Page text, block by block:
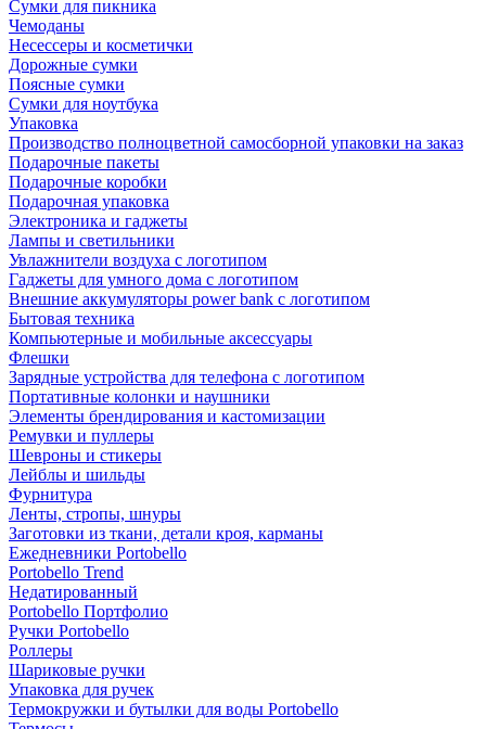
Сумки для пикника
Чемоданы
Несессеры и косметички
Дорожные сумки
Поясные сумки
Сумки для ноутбука
Упаковка
Производство полноцветной самосборной упаковки на заказ
Подарочные пакеты
Подарочные коробки
Подарочная упаковка
Электроника и гаджеты
Лампы и светильники
Увлажнители воздуха с логотипом
Гаджеты для умного дома с логотипом
Внешние аккумуляторы power bank с логотипом
Бытовая техника
Компьютерные и мобильные аксессуары
Флешки
Зарядные устройства для телефона с логотипом
Портативные колонки и наушники
Элементы брендирования и кастомизации
Ремувки и пуллеры
Шевроны и стикеры
Лейблы и шильды
Фурнитура
Ленты, стропы, шнуры
Заготовки из ткани, детали кроя, карманы
Ежедневники Portobello
Portobello Trend
Недатированный
Portobello Портфолио
Ручки Portobello
Роллеры
Шариковые ручки
Упаковка для ручек
Термокружки и бутылки для воды Portobello